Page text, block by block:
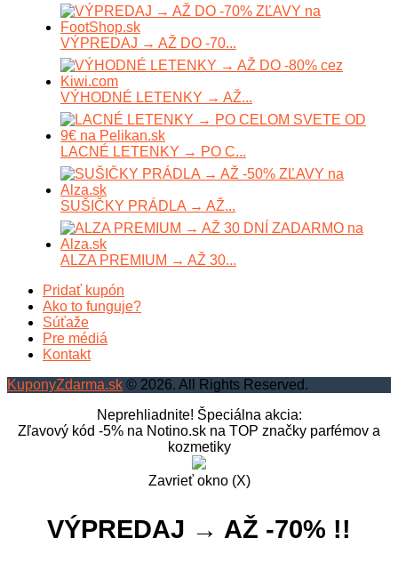
VÝPREDAJ → AŽ DO -70...
VÝHODNÉ LETENKY → AŽ...
LACNÉ LETENKY → PO C...
SUŠIČKY PRÁDLA → AŽ...
ALZA PREMIUM → AŽ 30...
Pridať kupón
Ako to funguje?
Súťaže
Pre médiá
Kontakt
KuponyZdarma.sk © 2026. All Rights Reserved.
Neprehliadnite! Špeciálna akcia:
Zľavový kód -5% na Notino.sk na TOP značky parfémov a
kozmetiky
Zavrieť okno (X)
VÝPREDAJ → AŽ -70% !!